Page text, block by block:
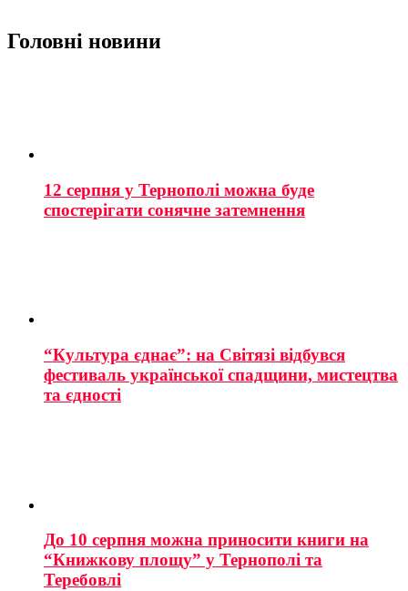
Головні новини
12 серпня у Тернополі можна буде
спостерігати сонячне затемнення
“Культура єднає”: на Світязі відбувся
фестиваль української спадщини, мистецтва
та єдності
До 10 серпня можна приносити книги на
“Книжкову площу” у Тернополі та
Теребовлі